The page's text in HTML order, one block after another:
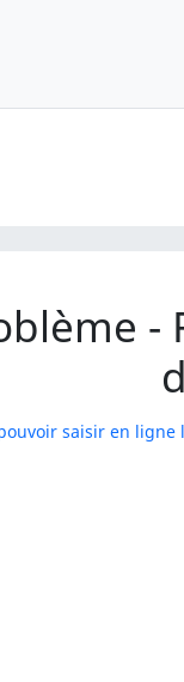
saisir en